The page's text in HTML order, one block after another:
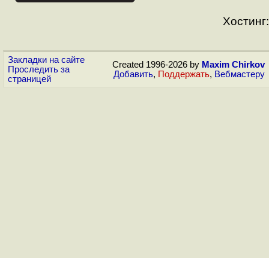
Хостинг:
Закладки на сайте
Проследить за
страницей
Created 1996-2026 by Maxim Chirkov
Добавить, Поддержать, Вебмастеру